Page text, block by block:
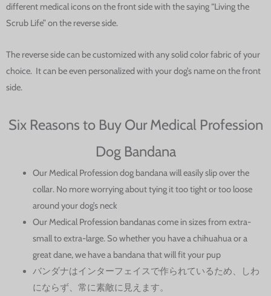
different medical icons on the front side with the saying “Living the
Scrub Life” on the reverse side.
The reverse side can be customized with any solid color fabric of your
choice. It can be even personalized with your dog’s name on the front
side.
Six Reasons to Buy Our Medical Profession
Dog Bandana
Our Medical Profession dog bandana will easily slip over the
collar. No more worrying about tying it too tight or too loose
around your dog’s neck
Our Medical Profession bandanas come in sizes from extra-
small to extra-large. So whether you have a chihuahua or a
great dane, we have a bandana that will fit your pup
バンダナはインターフェイスで作られているため、しわ
にならず、常に素敵に見えます。